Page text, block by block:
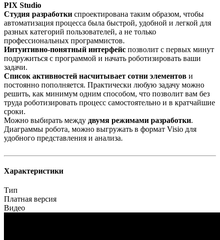
PIX Studio
Студия разработки спроектирована таким образом, чтобы
автоматизация процесса была быстрой, удобной и легкой для
разных категорий пользователей, а не только
профессиональных программистов.
Интуитивно-понятный интерфейс позволит с первых минут
подружиться с программой и начать роботизировать ваши
задачи.
Список активностей насчитывает сотни элементов и
постоянно пополняется. Практически любую задачу можно
решить, как минимум одним способом, что позволит вам без
труда роботизировать процесс самостоятельно и в кратчайшие
сроки.
Можно выбирать между двумя режимами разработки.
Диаграммы робота, можно выгружать в формат Visio для
удобного представления и анализа.
Характеристики
Тип
Платная версия
Видео